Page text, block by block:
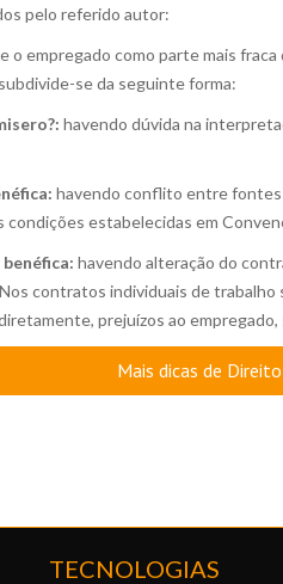
pelo referido autor:
o empregado como parte mais
se da seguinte forma:
havendo dúvida na
havendo conflito entre fontes
estabelecidas em
havendo alteração do
contratos individuais de
prejuízos ao
Mais dicas de
TECNOLOGIAS